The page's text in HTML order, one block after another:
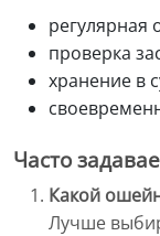
регулярная
проверка
хранение в
Часто
Какой
Лучше